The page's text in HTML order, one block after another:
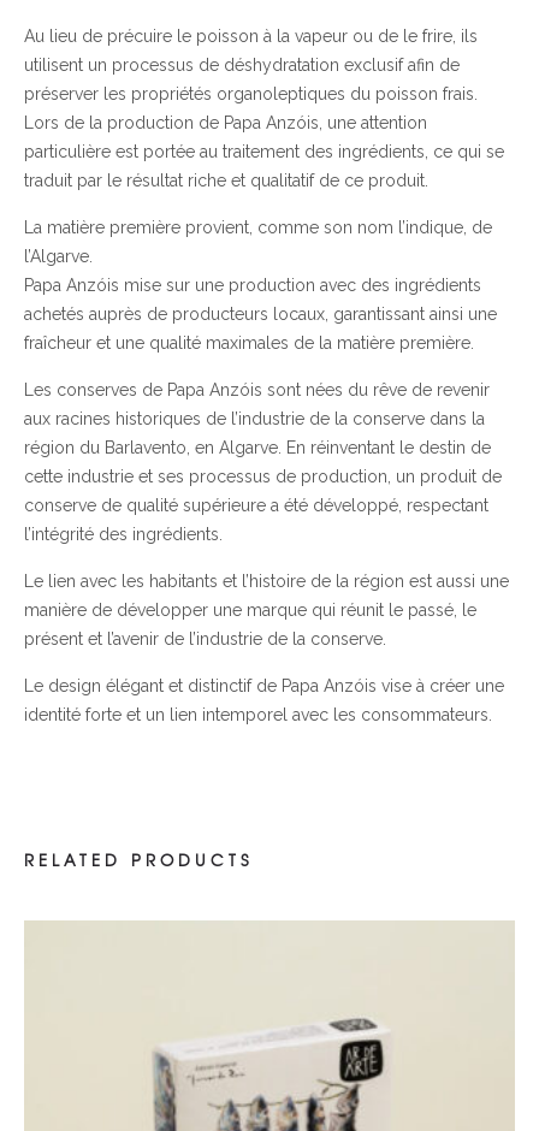
Au lieu de précuire le poisson à la vapeur ou de le frire, ils
utilisent un processus de déshydratation exclusif afin de
préserver les propriétés organoleptiques du poisson frais.
Lors de la production de Papa Anzóis, une attention
particulière est portée au traitement des ingrédients, ce qui se
traduit par le résultat riche et qualitatif de ce produit.
La matière première provient, comme son nom l’indique, de
l’Algarve.
Papa Anzóis mise sur une production avec des ingrédients
achetés auprès de producteurs locaux, garantissant ainsi une
fraîcheur et une qualité maximales de la matière première.
Les conserves de Papa Anzóis sont nées du rêve de revenir
aux racines historiques de l’industrie de la conserve dans la
région du Barlavento, en Algarve. En réinventant le destin de
cette industrie et ses processus de production, un produit de
conserve de qualité supérieure a été développé, respectant
l’intégrité des ingrédients.
Le lien avec les habitants et l’histoire de la région est aussi une
manière de développer une marque qui réunit le passé, le
présent et l’avenir de l’industrie de la conserve.
Le design élégant et distinctif de Papa Anzóis vise à créer une
identité forte et un lien intemporel avec les consommateurs.
RELATED PRODUCTS